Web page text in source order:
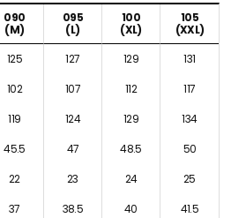
090
(M)
095
(L)
100
(XL)
105
(XXL)
125 127 129
131
102 107 112
117
119 124 129
134
45.5 47 48.5
50
22 23 24
25
37 38.5 40 41.5